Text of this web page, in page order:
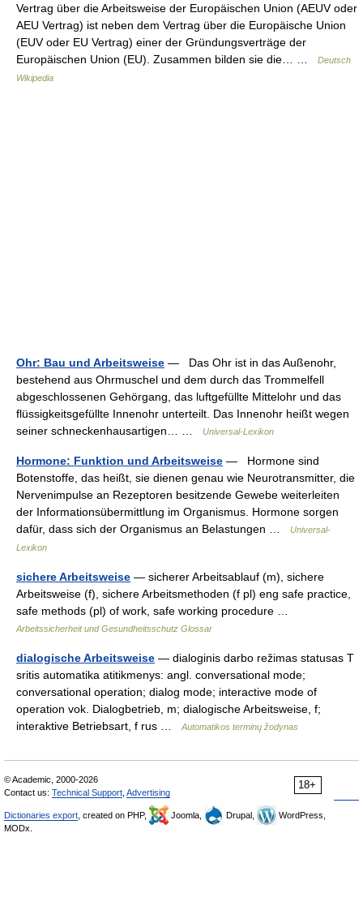
Vertrag über die Arbeitsweise der Europäischen Union (AEUV oder
AEU Vertrag) ist neben dem Vertrag über die Europäische Union
(EUV oder EU Vertrag) einer der Gründungsverträge der
Europäischen Union (EU). Zusammen bilden sie die… …
Deutsch
Wikipedia
Ohr: Bau und Arbeitsweise — Das Ohr ist in das Außenohr,
bestehend aus Ohrmuschel und dem durch das Trommelfell
abgeschlossenen Gehörgang, das luftgefüllte Mittelohr und das
flüssigkeitsgefüllte Innenohr unterteilt. Das Innenohr heißt wegen
seiner schneckenhausartigen… …
Universal-Lexikon
Hormone: Funktion und Arbeitsweise — Hormone sind
Botenstoffe, das heißt, sie dienen genau wie Neurotransmitter, die
Nervenimpulse an Rezeptoren besitzende Gewebe weiterleiten
der Informationsübermittlung im Organismus. Hormone sorgen
dafür, dass sich der Organismus an Belastungen …
Universal-
Lexikon
sichere Arbeitsweise — sicherer Arbeitsablauf (m), sichere
Arbeitsweise (f), sichere Arbeitsmethoden (f pl) eng safe practice,
safe methods (pl) of work, safe working procedure …
Arbeitssicherheit und Gesundheitsschutz Glossar
dialogische Arbeitsweise — dialoginis darbo režimas statusas T
sritis automatika atitikmenys: angl. conversational mode;
conversational operation; dialog mode; interactive mode of
operation vok. Dialogbetrieb, m; dialogische Arbeitsweise, f;
interaktive Betriebsart, f rus …
Automatikos terminų žodynas
18+
© Academic, 2000-2026
Contact us: Technical Support Advertising
Dictionaries export , created on PHP, Joomla, Drupal,
WordPress,
MODx.